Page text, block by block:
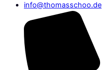
info@thomasschoo.de